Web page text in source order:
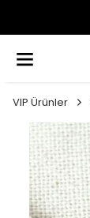
VIP Ürünler